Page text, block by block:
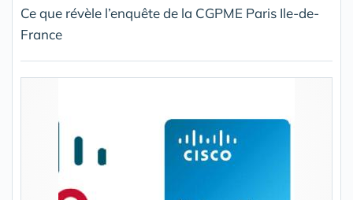
Ce que révèle l’enquête de la CGPME Paris Ile-de-
France